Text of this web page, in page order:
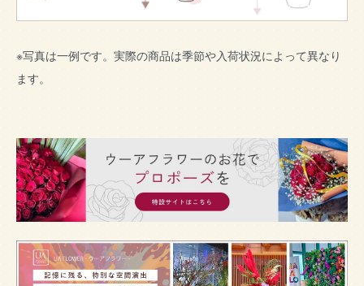
※写真は一例です。実際の商品は季節や入荷状況によって異なり
ます。